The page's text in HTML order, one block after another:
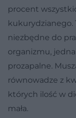
procent
kukurydzianego.
niezbędne do
organizmu,
prozapalne.
równowadze z
których ilość w
mała.